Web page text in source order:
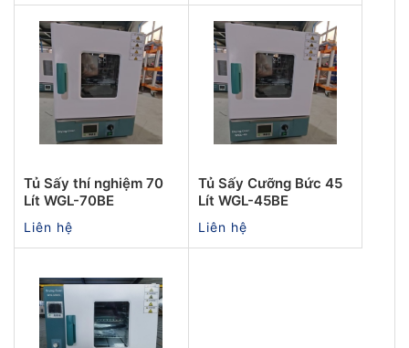
Tủ Sấy thí nghiệm 70
Lít WGL-70BE
Liên hệ
Tủ Sấy Cưỡng Bức 45
Lít WGL-45BE
Liên hệ